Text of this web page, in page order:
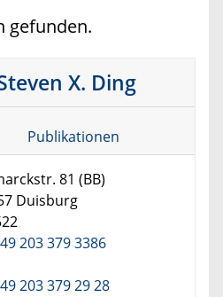
gefunden.
X. Ding
Publikationen
81 (BB)
Duisburg
203 379 3386
203 379 29 28